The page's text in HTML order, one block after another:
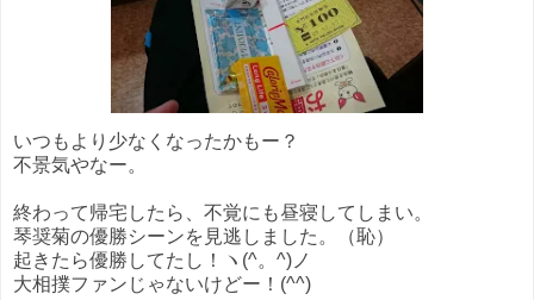
いつもより少なくなったかもー？
不景気やなー。
終わって帰宅したら、不覚にも昼寝してしまい。
琴奨菊の優勝シーンを見逃しました。（恥）
起きたら優勝してたし！ヽ(^。^)ノ
大相撲ファンじゃないけどー！(^^)